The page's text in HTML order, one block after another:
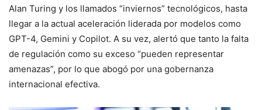
Alan Turing y los llamados “inviernos” tecnológicos, hasta
llegar a la actual aceleración liderada por modelos como
GPT-4, Gemini y Copilot. A su vez, alertó que tanto la falta
de regulación como su exceso “pueden representar
amenazas”, por lo que abogó por una gobernanza
internacional efectiva.